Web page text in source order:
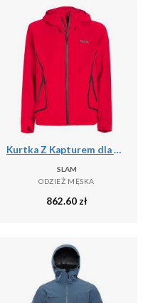
Kurtka Z Kapturem dla dorosłych Slam Act
SLAM
ODZIEŻ MĘSKA
862.60 zł